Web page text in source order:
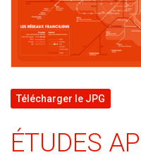
Télécharger le JPG
ÉTUDES